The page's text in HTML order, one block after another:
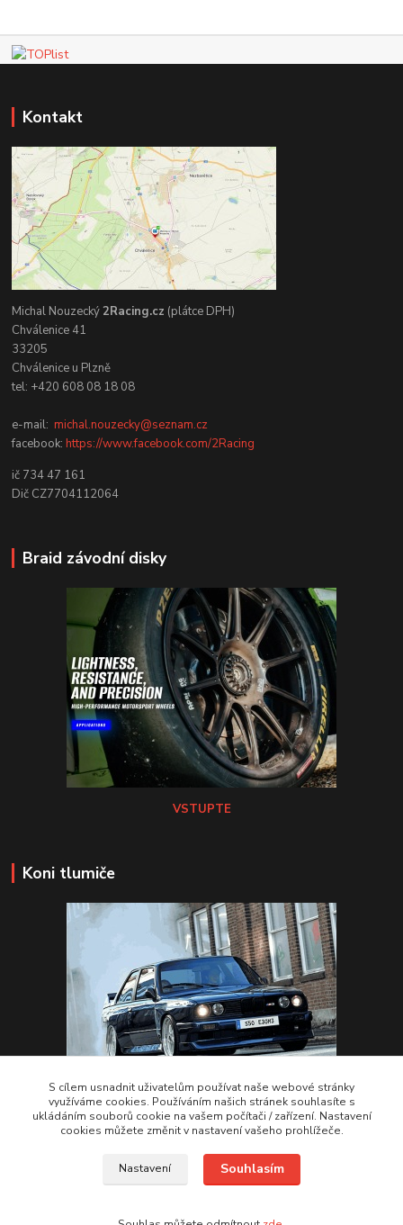
Kontakt
Michal Nouzecký2Racing.cz (plátce DPH)
Chválenice 41
33205
Chválenice u Plzně
tel: +420 608 08 18 08
e-mail:michal.nouzecky@seznam.cz
facebook:https://www.facebook.com/2Racing
ič 734 47 161
Dič CZ7704112064
Braid závodní disky
VSTUPTE
Koni tlumiče
VSTUPTE Koni tlumiče
by 2Racing.cz 2012-2026
S cílem usnadnit uživatelům používat naše webové stránky
využíváme cookies. Používáním našich stránek souhlasíte s
ukládáním souborů cookie na vašem počítači / zařízení. Nastavení
cookies můžete změnit v nastavení vašeho prohlížeče.
Nastavení Souhlasím